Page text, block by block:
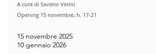
A cura di Saverio Verini
Opening 15 novembre, h. 17-21​
15 novembre 2025
10 gennaio 2026